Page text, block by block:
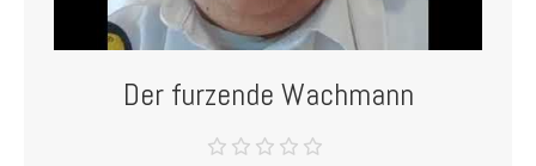
Der furzende Wachmann